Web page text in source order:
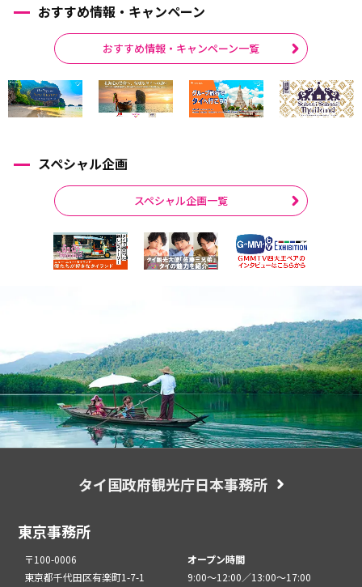
おすすめ情報・キャンペーン
おすすめ情報・キャンペーン一覧
スペシャル企画
スペシャル企画一覧
タイ国政府観光庁日本事務所
東京事務所
〒100-0006
東京都千代田区有楽町1-7-1
オープン時間
9:00～12:00／13:00～17:00